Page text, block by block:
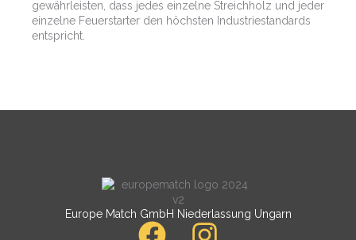
gewährleisten, dass jedes einzelne Streichholz und jeder
einzelne Feuerstarter den höchsten Industriestandards
entspricht.
Europe Match GmbH Niederlassung Ungarn